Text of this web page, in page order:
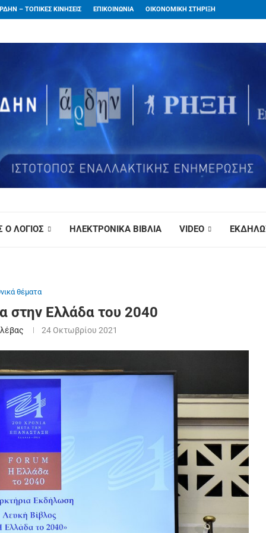
– ΤΟΠΙΚΕΣ ΚΙΝΗΣΕΙΣ ΕΠΙΚΟΙΝΩΝΙΑ ΟΙΚΟΝΟΜΙΚΗ ΣΤΗΡΙΞΗ
Ο ΛΟΓΙΟΣ ΗΛΕΚΤΡΟΝΙΚΑ ΒΙΒΛΙΑ VIDEO
θέματα
στην Ελλάδα του 2040
24 Οκτωβρίου 2021